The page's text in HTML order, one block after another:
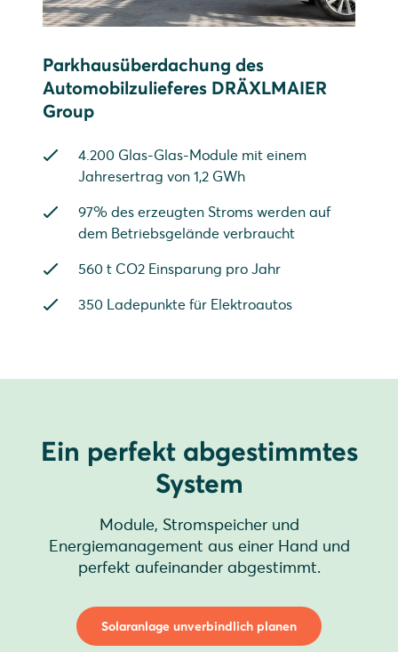
Parkhausüberdachung des
Automobilzulieferes DRÄXLMAIER
Group
4.200 Glas-Glas-Module mit einem
Jahresertrag von 1,2 GWh
97% des erzeugten Stroms werden auf
dem Betriebsgelände verbraucht
560 t CO2 Einsparung pro Jahr
350 Ladepunkte für Elektroautos
Ein perfekt abgestimmtes
System
Module, Stromspeicher und
Energiemanagement aus einer Hand und
perfekt aufeinander abgestimmt.
Solaranlage unverbindlich planen